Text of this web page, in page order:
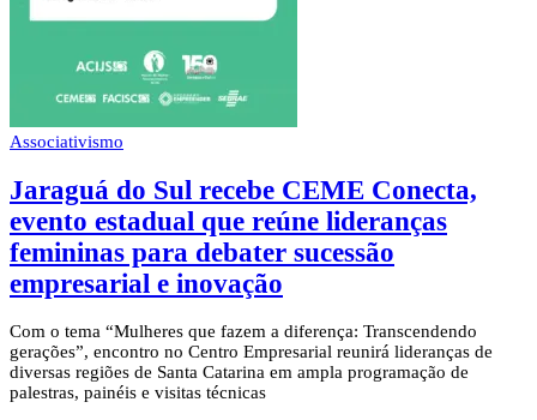
Associativismo
Jaraguá do Sul recebe CEME Conecta,
evento estadual que reúne lideranças
femininas para debater sucessão
empresarial e inovação
Com o tema “Mulheres que fazem a diferença: Transcendendo
gerações”, encontro no Centro Empresarial reunirá lideranças de
diversas regiões de Santa Catarina em ampla programação de
palestras, painéis e visitas técnicas